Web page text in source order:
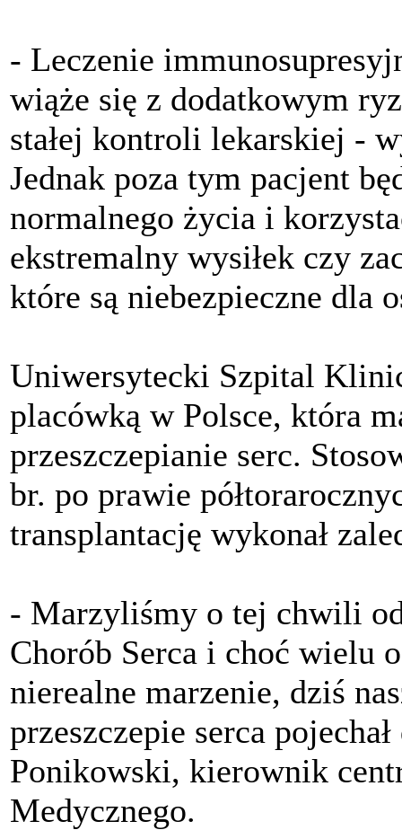
- Leczenie
wiąże się z dodatkowym
stałej kontroli lekarskiej -
Jednak poza tym pacjent
normalnego życia i
ekstremalny wysiłek czy
które są niebezpieczne dla
Uniwersytecki Szpital
placówką w Polsce, która
przeszczepianie serc.
br. po prawie
transplantację wykonał
- Marzyliśmy o tej chwili
Chorób Serca i choć wielu
nierealne marzenie, dziś
przeszczepie serca
Ponikowski, kierownik
Medycznego.